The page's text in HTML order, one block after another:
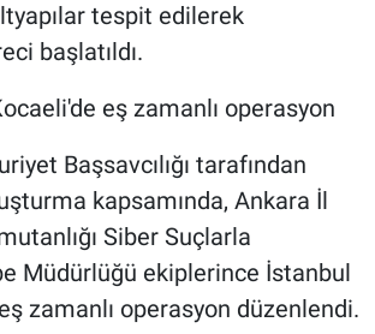
tespit edilerek
başlatıldı.
eş zamanlı operasyon
Başsavcılığı tarafından
kapsamında, Ankara İl
Siber Suçlarla
Müdürlüğü ekiplerince İstanbul
zamanlı operasyon düzenlendi.